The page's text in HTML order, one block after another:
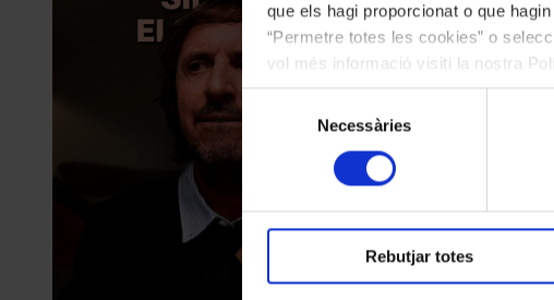
que els hagi proporcionat o que
“Permetre totes les cookies” o
vol més informació visiti la nostra
les cookies en qualsevol moment.
de
consentiment
Necessàries
Rebutjar totes